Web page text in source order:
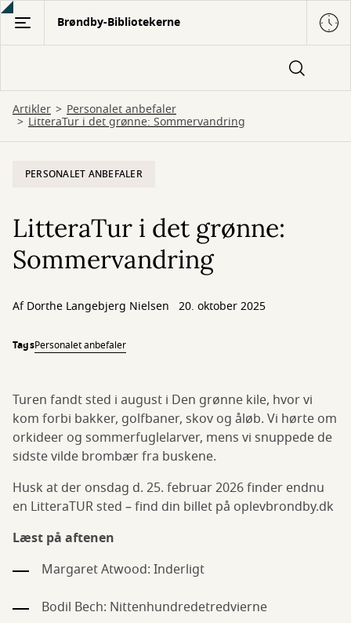
Gå
hovedindhold
Brøndby-Bibliotekerne
Artikler Personalet anbefaler
LitteraTur i det grønne: Sommervandring
PERSONALET ANBEFALER
LitteraTur i det grønne:
Sommervandring
AfDorthe Langebjerg Nielsen 20. oktober 2025
TagsPersonalet anbefaler
Turen fandt sted i august i Den grønne kile, hvor vi
kom forbi bakker, golfbaner, skov og åløb. Vi hørte om
orkideer og sommerfuglelarver, mens vi snuppede de
sidste vilde brombær fra buskene.
Husk at der onsdag d. 25. februar 2026 finder endnu
en LitteraTUR sted – find din billet på oplevbrondby.dk
Læst på aftenen
Margaret Atwood: Inderligt
Bodil Bech: Nittenhundredetredvierne